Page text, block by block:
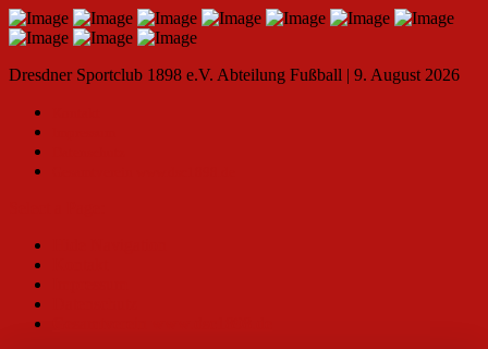
Dresdner Sportclub 1898 e.V. Abteilung Fußball | 9. August 2026